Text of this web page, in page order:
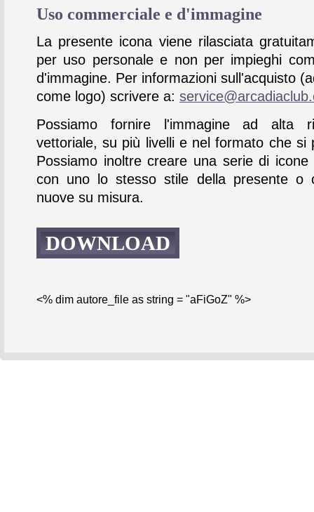
Uso commerciale e d'immagine
La presente icona viene rilasciata
per uso personale e non per impieghi
d'immagine. Per informazioni sull'acquisto
come logo) scrivere a:
Possiamo fornire l'immagine ad alta
vettoriale, su più livelli e nel formato che si
Possiamo inoltre creare una serie di icone
con uno lo stesso stile della presente o
nuove su misura.
DOWNLOAD
<% dim autore_file as string = "aFiGoZ" %>